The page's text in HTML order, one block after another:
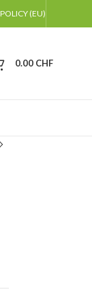
(EU)
0.00 CHF